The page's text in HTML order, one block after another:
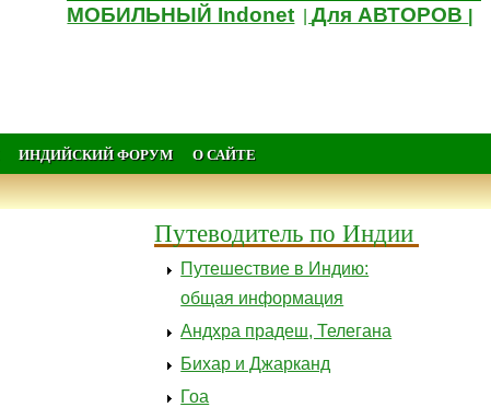
МОБИЛЬНЫЙ Indonet |Для АВТОРОВ
ИНДИЙСКИЙ ФОРУМ О САЙТЕ
Путеводитель по Индии
Путешествие в Индию:
общая информация
Андхра прадеш, Телегана
Бихар и Джарканд
Гоа